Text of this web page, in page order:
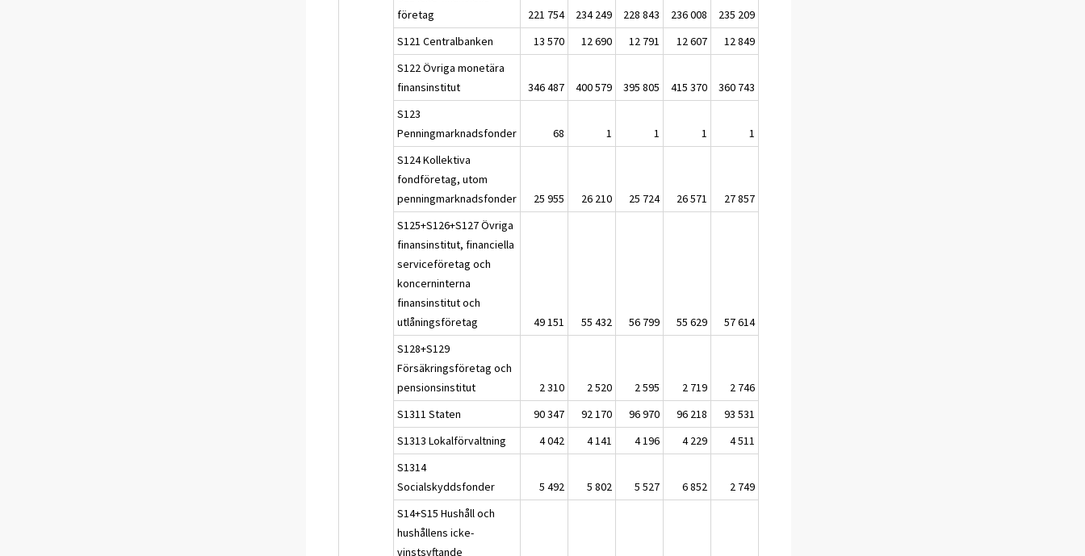
företag
221 754 234 249 228 843 236 008
235 209
S121 Centralbanken
13 570 12 690 12 791 12 607
12 849
S122 Övriga monetära
finansinstitut
346 487 400 579 395 805 415 370
360 743
S123
Penningmarknadsfonder
68 1 1 1
1
S124 Kollektiva
fondföretag, utom
penningmarknadsfonder
25 955 26 210 25 724 26 571
27 857
S125+S126+S127 Övriga
finansinstitut, financiella
serviceföretag och
koncerninterna
finansinstitut och
utlåningsföretag
49 151 55 432 56 799 55 629
57 614
S128+S129
Försäkringsföretag och
pensionsinstitut
2 310 2 520 2 595 2 719
2 746
S1311 Staten
90 347 92 170 96 970 96 218
93 531
S1313 Lokalförvaltning
4 042 4 141 4 196 4 229
4 511
S1314
Socialskyddsfonder
5 492 5 802 5 527 6 852
2 749
S14+S15 Hushåll och
hushållens icke-
vinstsyftande